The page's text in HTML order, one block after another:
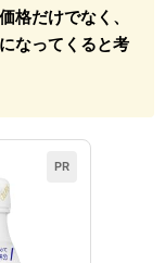
格だけでなく、
なってくると考
PR